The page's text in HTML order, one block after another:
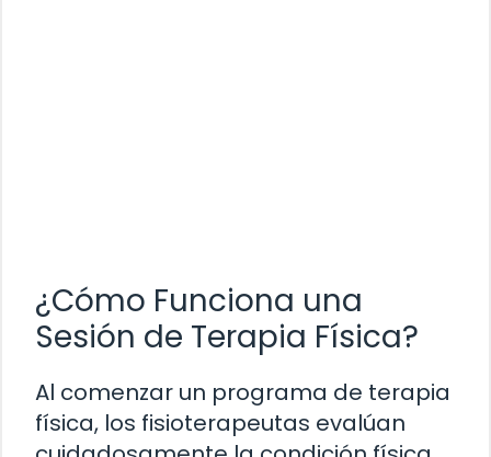
¿Cómo Funciona una
Sesión de Terapia Física?
Al comenzar un programa de terapia
física, los fisioterapeutas evalúan